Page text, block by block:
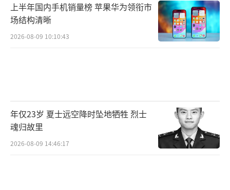
上半年国内手机销量榜 苹果华为领衔市
场结构清晰
2026-08-09 10:10:43
年仅23岁 夏士远空降时坠地牺牲 烈士
魂归故里
2026-08-09 14:46:17